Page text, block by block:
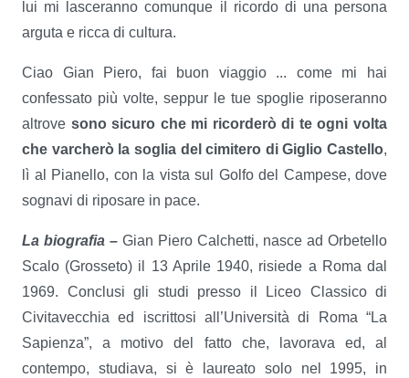
lui mi lasceranno comunque il ricordo di una persona
arguta e ricca di cultura.
Ciao Gian Piero, fai buon viaggio ... come mi hai
confessato più volte, seppur le tue spoglie riposeranno
altrove sono sicuro che mi ricorderò di te ogni volta
che varcherò la soglia del cimitero di Giglio Castello,
lì al Pianello, con la vista sul Golfo del Campese, dove
sognavi di riposare in pace.
La biografia – Gian Piero Calchetti, nasce ad Orbetello
Scalo (Grosseto) il 13 Aprile 1940, risiede a Roma dal
1969. Conclusi gli studi presso il Liceo Classico di
Civitavecchia ed iscrittosi all’Università di Roma “La
Sapienza”, a motivo del fatto che, lavorava ed, al
contempo, studiava, si è laureato solo nel 1995, in